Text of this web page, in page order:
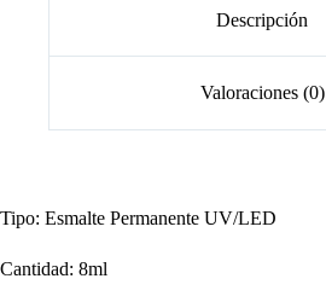
Descripción
Valoraciones (0)
Tipo: Esmalte Permanente UV/LED
Cantidad: 8ml